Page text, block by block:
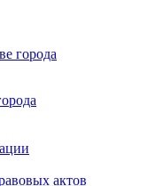
города
актов